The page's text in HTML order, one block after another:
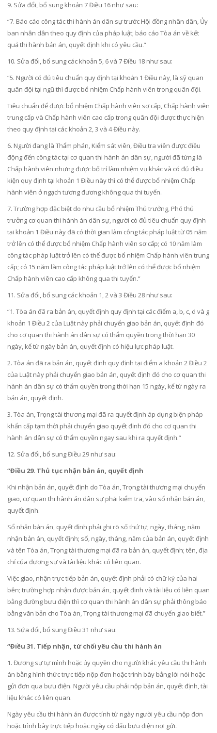
9. Sửa đổi, bổ sung khoản 7 Điều 16 như sau:
“7. Báo cáo công tác thi hành án dân sự trước Hội đồng nhân dân, Ủy
ban nhân dân theo quy định của pháp luật; báo cáo Tòa án về kết
quả thi hành bản án, quyết định khi có yêu cầu.”
10. Sửa đổi, bổ sung các khoản 5, 6 và 7 Điều 18 như sau:
“5. Người có đủ tiêu chuẩn quy định tại khoản 1 Điều này, là sỹ quan
quân đội tại ngũ thì được bổ nhiệm Chấp hành viên trong quân đội.
Tiêu chuẩn để được bổ nhiệm Chấp hành viên sơ cấp, Chấp hành viên
trung cấp và Chấp hành viên cao cấp trong quân đội được thực hiện
theo quy định tại các khoản 2, 3 và 4 Điều này.
6. Người đang là Thẩm phán, Kiểm sát viên, Điều tra viên được điều
động đến công tác tại cơ quan thi hành án dân sự, người đã từng là
Chấp hành viên nhưng được bố trí làm nhiệm vụ khác và có đủ điều
kiện quy định tại khoản 1 Điều này thì có thể được bổ nhiệm Chấp
hành viên ở ngạch tương đương không qua thi tuyển.
7. Trường hợp đặc biệt do nhu cầu bổ nhiệm Thủ trưởng, Phó thủ
trưởng cơ quan thi hành án dân sự, người có đủ tiêu chuẩn quy định
tại khoản 1 Điều này đã có thời gian làm công tác pháp luật từ 05 năm
trở lên có thể được bổ nhiệm Chấp hành viên sơ cấp; có 10 năm làm
công tác pháp luật trở lên có thể được bổ nhiệm Chấp hành viên trung
cấp; có 15 năm làm công tác pháp luật trở lên có thể được bổ nhiệm
Chấp hành viên cao cấp không qua thi tuyển.”
11. Sửa đổi, bổ sung các khoản 1, 2 và 3 Điều 28 như sau:
“1. Tòa án đã ra bản án, quyết định quy định tại các điểm a, b, c, d và g
khoản 1 Điều 2 của Luật này phải chuyển giao bản án, quyết định đó
cho cơ quan thi hành án dân sự có thẩm quyền trong thời hạn 30
ngày, kể từ ngày bản án, quyết định có hiệu lực pháp luật.
2. Tòa án đã ra bản án, quyết định quy định tại điểm a khoản 2 Điều 2
của Luật này phải chuyển giao bản án, quyết định đó cho cơ quan thi
hành án dân sự có thẩm quyền trong thời hạn 15 ngày, kể từ ngày ra
bản án, quyết định.
3. Tòa án, Trọng tài thương mại đã ra quyết định áp dụng biện pháp
khẩn cấp tạm thời phải chuyển giao quyết định đó cho cơ quan thi
hành án dân sự có thẩm quyền ngay sau khi ra quyết định.”
12. Sửa đổi, bổ sungĐiều 29 như sau:
“Điều 29. Thủ tục nhận bản án, quyết định
Khi nhận bản án, quyết định do Tòa án, Trọng tài thương mại chuyển
giao, cơ quan thi hành án dân sự phải kiểm tra, vào sổ nhận bản án,
quyết định.
Sổ nhận bản án, quyết định phải ghi rõ số thứ tự; ngày, tháng, năm
nhận bản án, quyết định; số, ngày, tháng, năm của bản án, quyết định
và tên Tòa án, Trọng tài thương mại đã ra bản án, quyết định; tên, địa
chỉ của đương sự và tài liệu khác có liên quan.
Việc giao, nhận trực tiếp bản án, quyết định phải có chữ ký của hai
bên; trường hợp nhận được bản án, quyết định và tài liệu có liên quan
bằng đường bưu điện thì cơ quan thi hành án dân sự phải thông báo
bằng văn bản cho Tòa án, Trọng tài thương mại đã chuyển giao biết.”
13. Sửa đổi, bổ sungĐiều 31 như sau:
“Điều 31. Tiếp nhận, từ chối yêu cầu thi hành án
1. Đương sự tự mình hoặc ủy quyền cho người khác yêu cầu thi hành
án bằng hình thức trực tiếp nộp đơn hoặc trình bày bằng lời nói hoặc
gửi đơn qua bưu điện. Người yêu cầu phải nộp bản án, quyết định, tài
liệu khác có liên quan.
Ngày yêu cầu thi hành án được tính từ ngày người yêu cầu nộp đơn
hoặc trình bày trực tiếp hoặc ngày có dấu bưu điện nơi gửi.